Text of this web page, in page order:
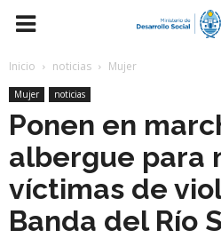
Inicio noticias Mujer
Mujer noticias
Ponen en
albergue para
víctimas de
Banda del Río